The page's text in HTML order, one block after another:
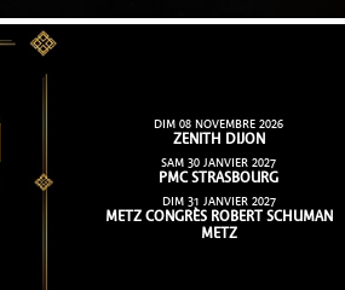
DIM 08 NOVEMBRE 2026
ZENITH DIJON
SAM 30 JANVIER 2027
PMC STRASBOURG
DIM 31 JANVIER 2027
METZ CONGRÈS ROBERT SCHUMAN
METZ